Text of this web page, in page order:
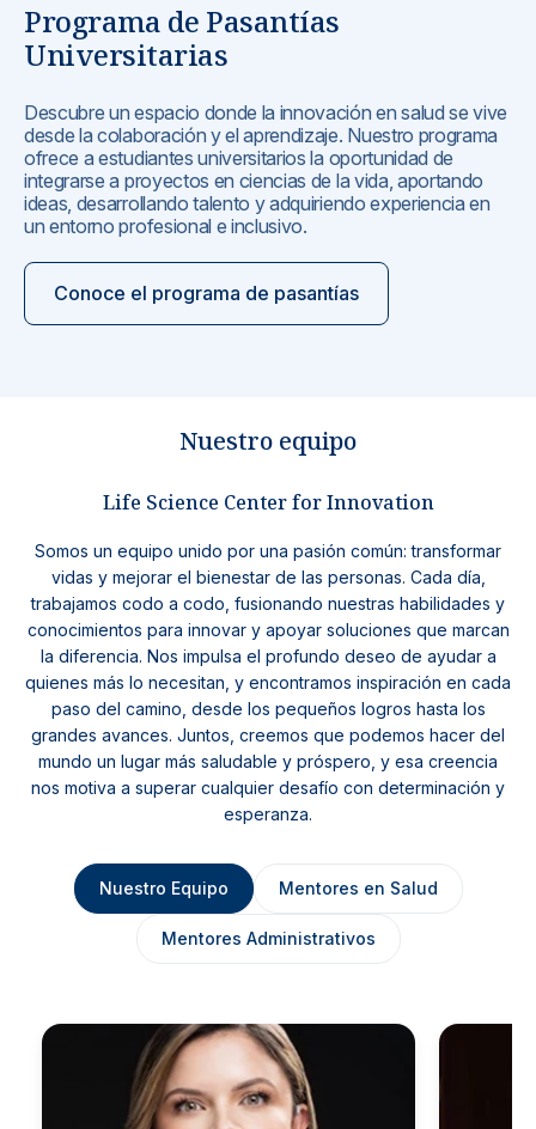
Programa de Pasantías
Universitarias
Descubre un espacio donde la innovación en salud se vive
desde la colaboración y el aprendizaje. Nuestro programa
ofrece a estudiantes universitarios la oportunidad de
integrarse a proyectos en ciencias de la vida, aportando
ideas, desarrollando talento y adquiriendo experiencia en
un entorno profesional e inclusivo.
Conoce el programa de pasantías
Nuestro equipo
Life Science Center for Innovation
Somos un equipo unido por una pasión común: transformar
vidas y mejorar el bienestar de las personas. Cada día,
trabajamos codo a codo, fusionando nuestras habilidades y
conocimientos para innovar y apoyar soluciones que marcan
la diferencia. Nos impulsa el profundo deseo de ayudar a
quienes más lo necesitan, y encontramos inspiración en cada
paso del camino, desde los pequeños logros hasta los
grandes avances. Juntos, creemos que podemos hacer del
mundo un lugar más saludable y próspero, y esa creencia
nos motiva a superar cualquier desafío con determinación y
esperanza.
Nuestro Equipo Mentores en Salud
Mentores Administrativos